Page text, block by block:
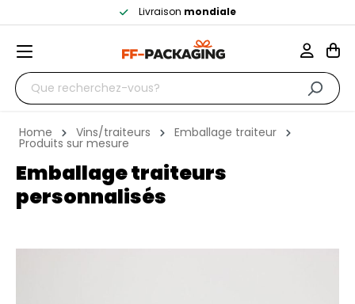
Livraison mondiale
Home Vins/traiteurs Emballage traiteur
Produits sur mesure
Emballage traiteurs
personnalisés